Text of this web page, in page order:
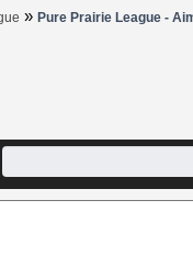
» Pure Prairie League -